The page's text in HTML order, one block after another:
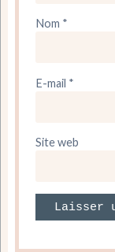
Nom *
E-mail *
Site web